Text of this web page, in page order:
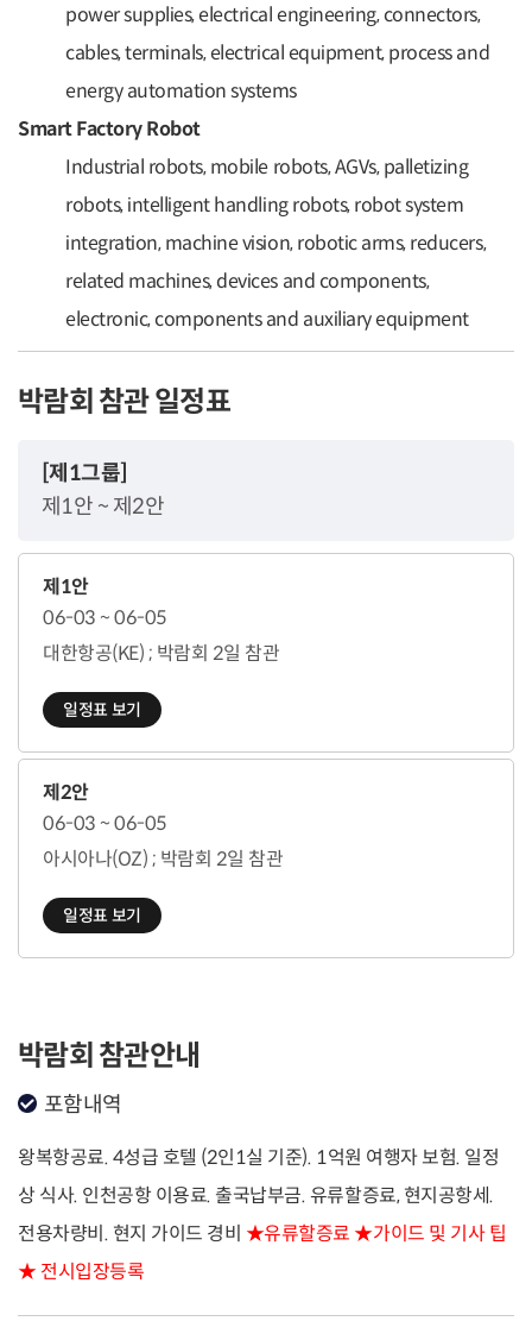
power supplies, electrical engineering, connectors,
cables, terminals, electrical equipment, process and
energy automation systems
Smart Factory Robot
Industrial robots, mobile robots, AGVs, palletizing
robots, intelligent handling robots, robot system
integration, machine vision, robotic arms, reducers,
related machines, devices and components,
electronic, components and auxiliary equipment
박람회 참관 일정표
[제1그룹]
제1안 ~ 제2안
제1안
06-03 ~ 06-05
대한항공(KE) ; 박람회 2일 참관
일정표 보기
제2안
06-03 ~ 06-05
아시아나(OZ) ; 박람회 2일 참관
일정표 보기
박람회 참관안내
포함내역
왕복항공료. 4성급 호텔 (2인1실 기준). 1억원 여행자 보험. 일정
상 식사. 인천공항 이용료. 출국납부금. 유류할증료, 현지공항세.
전용차량비. 현지 가이드 경비 ★유류할증료 ★가이드 및 기사 팁
★ 전시입장등록